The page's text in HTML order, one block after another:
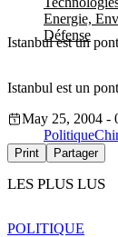
Energie,
Défense
Istanbul est un
Istanbul est un
May 25, 2004 -
Politique
Print Partager
LES PLUS LUS
POLITIQUE